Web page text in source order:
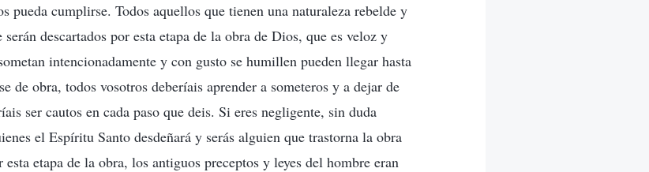
pueda cumplirse. Todos aquellos que tienen una naturaleza rebelde y
descartados por esta etapa de la obra de Dios, que es veloz y
intencionadamente y con gusto se humillen pueden llegar hasta
de obra, todos vosotros deberíais aprender a someteros y a dejar de
ser cautos en cada paso que deis. Si eres negligente, sin duda
el Espíritu Santo desdeñará y serás alguien que trastorna la obra
etapa de la obra, los antiguos preceptos y leyes del hombre eran